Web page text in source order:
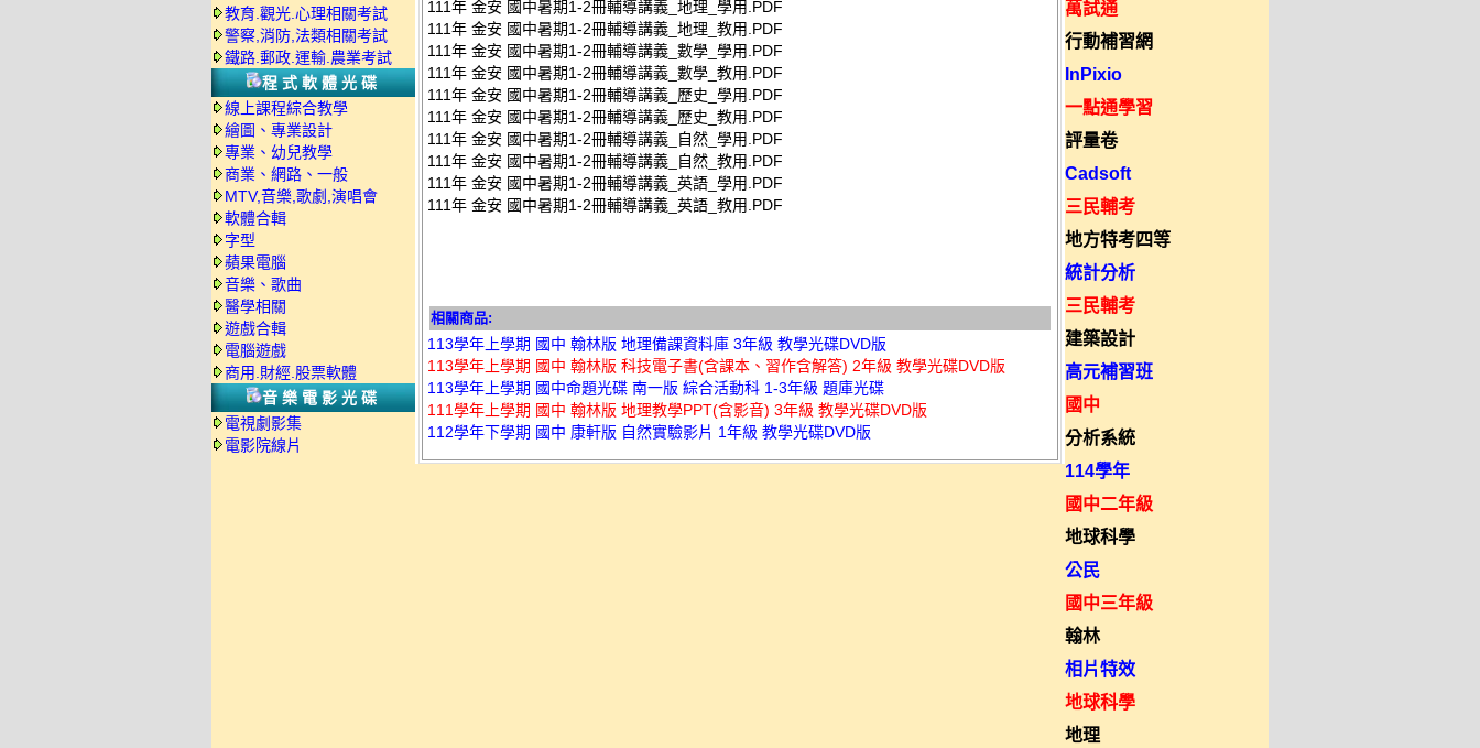
教育.觀光.心理相關考試
警察,消防,法類相關考試
鐵路.郵政.運輸.農業考試
程式軟體光碟
線上課程綜合教學
繪圖、專業設計
專業、幼兒教學
商業、網路、一般
MTV,音樂,歌劇,演唱會
軟體合輯
字型
蘋果電腦
音樂、歌曲
醫學相關
遊戲合輯
電腦遊戲
商用.財經.股票軟體
音樂電影光碟
電視劇影集
電影院線片
111年 金安 國中暑期1-2冊輔導講義_地理_學用.PDF
111年 金安 國中暑期1-2冊輔導講義_地理_教用.PDF
111年 金安 國中暑期1-2冊輔導講義_數學_學用.PDF
111年 金安 國中暑期1-2冊輔導講義_數學_教用.PDF
111年 金安 國中暑期1-2冊輔導講義_歷史_學用.PDF
111年 金安 國中暑期1-2冊輔導講義_歷史_教用.PDF
111年 金安 國中暑期1-2冊輔導講義_自然_學用.PDF
111年 金安 國中暑期1-2冊輔導講義_自然_教用.PDF
111年 金安 國中暑期1-2冊輔導講義_英語_學用.PDF
111年 金安 國中暑期1-2冊輔導講義_英語_教用.PDF
相關商品:
113學年上學期 國中 翰林版 地理備課資料庫 3年級 教學光碟DVD版
113學年上學期 國中 翰林版 科技電子書(含課本、習作含解答) 2年級 教學光碟DVD版
113學年上學期 國中命題光碟 南一版 綜合活動科 1-3年級 題庫光碟
111學年上學期 國中 翰林版 地理教學PPT(含影音) 3年級 教學光碟DVD版
112學年下學期 國中 康軒版 自然實驗影片 1年級 教學光碟DVD版
萬試通
行動補習網
InPixio
一點通學習
評量卷
Cadsoft
三民輔考
地方特考四等
統計分析
三民輔考
建築設計
高元補習班
國中
分析系統
114學年
國中二年級
地球科學
公民
國中三年級
翰林
相片特效
地球科學
地理